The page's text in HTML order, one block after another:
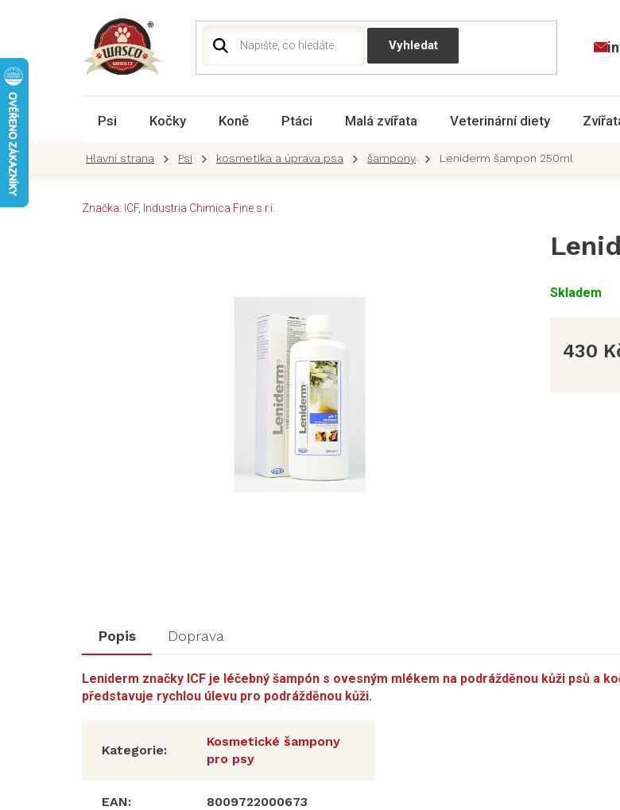
Psi Kočky Koně Ptáci Malá zvířata Veterinární diety
Psi kosmetika a úprava psa šampony Leniderm šampon 250ml
Značka: ICF, Industria Chimica Fine s.r.i.
Skladem
430
Popis Doprava
Leniderm značky ICF je léčebný šampón s ovesným mlékem na podrážděnou kůži psů a
představuje rychlou úlevu pro podrážděnou kůži.
Kategorie:
Kosmetické šampony
pro psy
EAN: 8009722000673